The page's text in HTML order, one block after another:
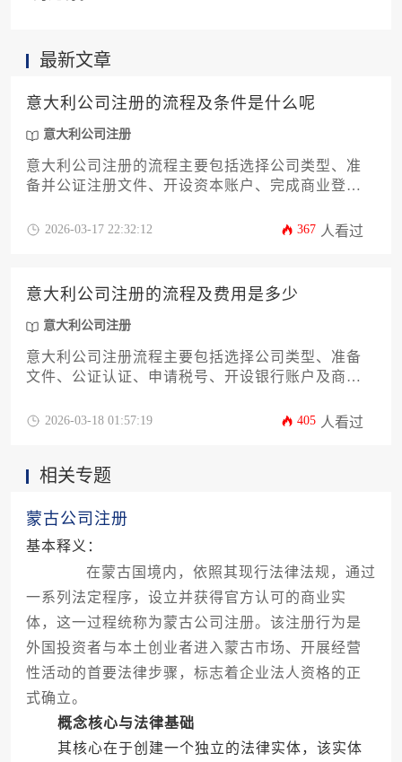
最新文章
意大利公司注册的流程及条件是什么呢
意大利公司注册
意大利公司注册的流程主要包括选择公司类型、准
备并公证注册文件、开设资本账户、完成商业登记
资本、合法注册地址、股东董事资格及符合规定的
2026-03-17 22:32:12 367 人看过
意大利公司注册的流程及费用是多少
意大利公司注册
意大利公司注册流程主要包括选择公司类型、准备
文件、公证认证、申请税号、开设银行账户及商业
因服务与类型差异可达5000至15000欧元，需约1至3
2026-03-18 01:57:19 405 人看过
相关专题
蒙古公司注册
基本释义：
在蒙古国境内，依照其现行法律法规，通过
一系列法定程序，设立并获得官方认可的商业实
体，这一过程统称为蒙古公司注册。该注册行为是
外国投资者与本土创业者进入蒙古市场、开展经营
性活动的首要法律步骤，标志着企业法人资格的正
式确立。
概念核心与法律基础
其核心在于创建一个独立的法律实体，该实体